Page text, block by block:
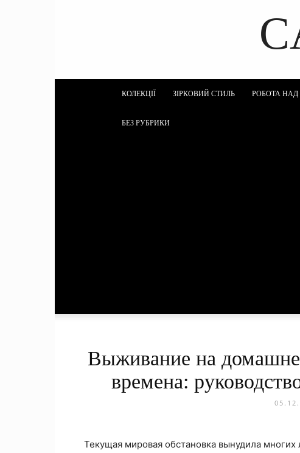
КОЛЕКЦІЇ ЗІРКОВИЙ СТИЛЬ РОБОТА НАД
БЕЗ РУБРИКИ
Выживание на
времена:
Текущая мировая обстановка вынудила